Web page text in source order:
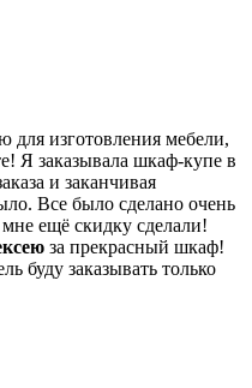
изготовления мебели,
Я заказывала шкаф-купе в
и заканчивая
Все было сделано очень
ещё скидку сделали!
за прекрасный шкаф!
буду заказывать только